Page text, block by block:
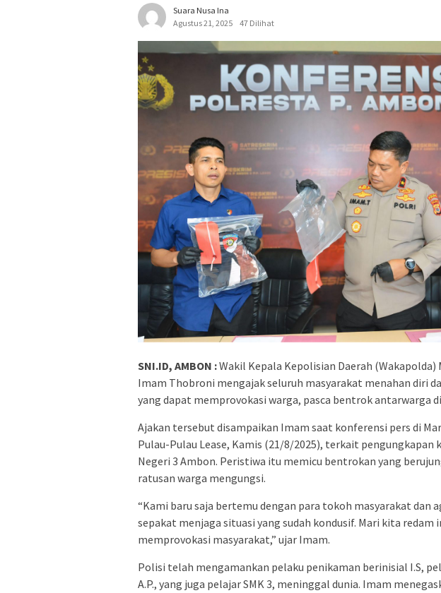
Suara Nusa Ina
Agustus 21, 2025
47 Dilihat
SNI.ID, AMBON :Wakil Kepala Kepolisian Daerah
Imam Thobroni mengajak seluruh masyarakat menahan diri
yang dapat memprovokasi warga, pasca bentrok antarwarga
Ajakan tersebut disampaikan Imam saat konferensi pers di
Pulau-Pulau Lease, Kamis (21/8/2025), terkait pengungkapan
Negeri 3 Ambon. Peristiwa itu memicu bentrokan yang
ratusan warga mengungsi.
“Kami baru saja bertemu dengan para tokoh masyarakat dan
sepakat menjaga situasi yang sudah kondusif. Mari kita redam
memprovokasi masyarakat,” ujar Imam.
Polisi telah mengamankan pelaku penikaman berinisial I.S,
A.P., yang juga pelajar SMK 3, meninggal dunia. Imam